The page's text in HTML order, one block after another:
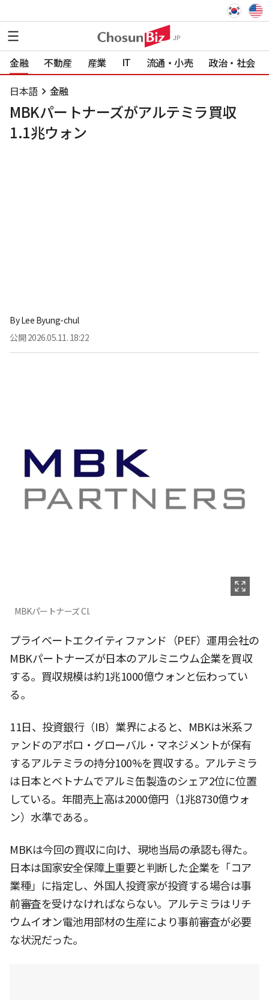
金融 不動産 産業 IT 流通・小売 政治・社会
日本語 金融
MBKパートナーズがアルテミラ買収
1.1兆ウォン
ByLee Byung-chul
公開 2026.05.11. 18:22
MBKパートナーズ CI.
プライベートエクイティファンド（PEF）運用会社の
MBKパートナーズが日本のアルミニウム企業を買収
する。買収規模は約1兆1000億ウォンと伝わってい
る。
11日、投資銀行（IB）業界によると、MBKは米系フ
ァンドのアポロ・グローバル・マネジメントが保有
するアルテミラの持分100%を買収する。アルテミラ
は日本とベトナムでアルミ缶製造のシェア2位に位置
している。年間売上高は2000億円（1兆8730億ウォ
ン）水準である。
MBKは今回の買収に向け、現地当局の承認も得た。
日本は国家安全保障上重要と判断した企業を「コア
業種」に指定し、外国人投資家が投資する場合は事
前審査を受けなければならない。アルテミラはリチ
ウムイオン電池用部材の生産により事前審査が必要
な状況だった。